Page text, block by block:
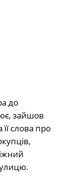
до
зайшов
слова про